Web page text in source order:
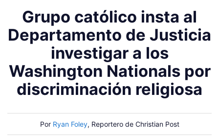
Grupo católico insta al
Departamento de Justicia
investigar a los
Washington Nationals por
discriminación religiosa
Por Ryan Foley, Reportero de Christian Post